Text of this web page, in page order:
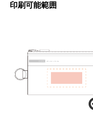
印刷可能範囲